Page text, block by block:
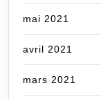
mai 2021
avril 2021
mars 2021